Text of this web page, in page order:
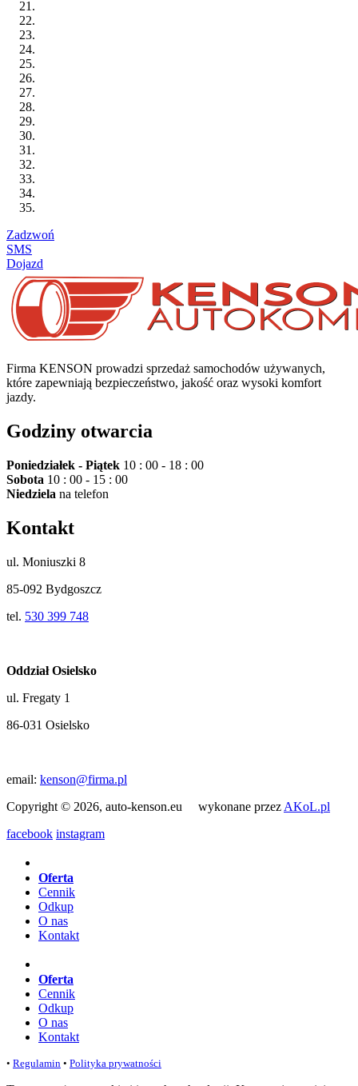
Zadzwoń
SMS
Dojazd
Firma KENSON prowadzi sprzedaż samochodów używanych,
które zapewniają bezpieczeństwo, jakość oraz wysoki komfort
jazdy.
Godziny otwarcia
Poniedziałek - Piątek 10 : 00 - 18 : 00
Sobota 10 : 00 - 15 : 00
Niedziela na telefon
Kontakt
ul. Moniuszki 8
85-092 Bydgoszcz
tel. 530 399 748
Oddział Osielsko
ul. Fregaty 1
86-031 Osielsko
email: kenson@firma.pl
Copyright © 2026, auto-kenson.eu wykonane przez AKoL.pl
facebook instagram
Oferta
Cennik
Odkup
O nas
Kontakt
Oferta
Cennik
Odkup
O nas
Kontakt
• Regulamin • Polityka prywatności